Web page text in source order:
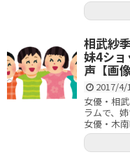
相武紗
妹4ショ
声【画像
2017/4/
女優・相
ラムで、
女優・木